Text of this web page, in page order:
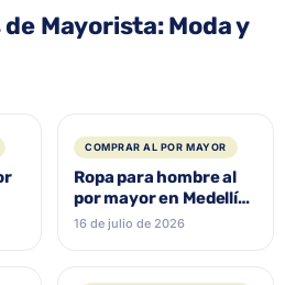
Mayorista: Moda y
COMPRAR AL POR MAYOR
Ropa para hombre al
por mayor en Medellín:
guía para surtir tu
16 de julio de 2026